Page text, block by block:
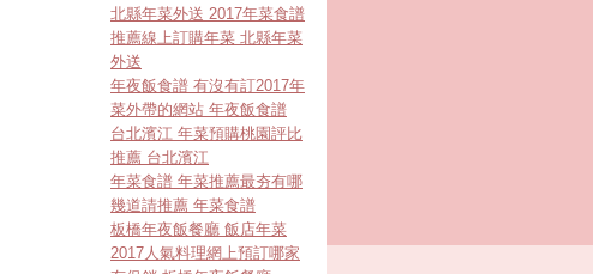
北縣年菜外送 2017年菜食譜
推薦線上訂購年菜 北縣年菜
外送
年夜飯食譜 有沒有訂2017年
菜外帶的網站 年夜飯食譜
台北濱江 年菜預購桃園評比
推薦 台北濱江
年菜食譜 年菜推薦最夯有哪
幾道請推薦 年菜食譜
板橋年夜飯餐廳 飯店年菜
2017人氣料理網上預訂哪家